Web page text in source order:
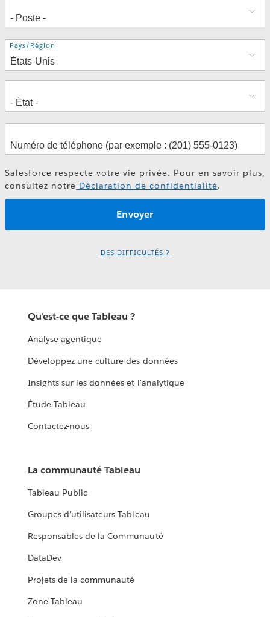
Adresse
Pays/Région
Salesforce respecte votre vie privée. Pour en savoir plus,
consultez notre Déclaration de confidentialité.
DES DIFFICULTÉS ?
Qu'est-ce que Tableau ?
Analyse agentique
Développez une culture des données
Insights sur les données et l'analytique
Étude Tableau
Contactez-nous
La communauté Tableau
Tableau Public
Groupes d'utilisateurs Tableau
Responsables de la Communauté
DataDev
Projets de la communauté
Zone Tableau